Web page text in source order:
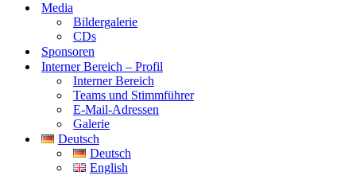
Media
Bildergalerie
CDs
Sponsoren
Interner Bereich – Profil
Interner Bereich
Teams und Stimmführer
E-Mail-Adressen
Galerie
Deutsch
Deutsch
English